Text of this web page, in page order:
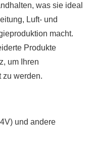
was sie ideal
Luft- und
macht.
Produkte
um Ihren
zu werden.
und andere